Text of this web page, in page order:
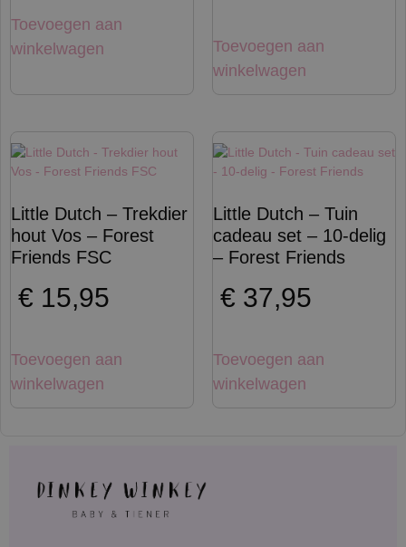
Toevoegen aan
winkelwagen
Toevoegen aan
winkelwagen
Little Dutch – Trekdier
hout Vos – Forest
Friends FSC
€ 15,95
Toevoegen aan
winkelwagen
Little Dutch – Tuin
cadeau set – 10-delig
– Forest Friends
€ 37,95
Toevoegen aan
winkelwagen